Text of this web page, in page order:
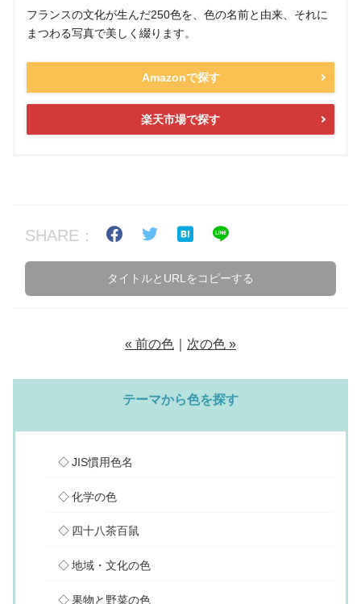
フランスの文化が生んだ250色を、色の名前と由来、それに
まつわる写真で美しく綴ります。
Amazonで探す
楽天市場で探す
SHARE：
タイトルとURLをコピーする
« 前の色 次の色 »
テーマから色を探す
JIS慣用色名
化学の色
四十八茶百鼠
地域・文化の色
果物と野菜の色